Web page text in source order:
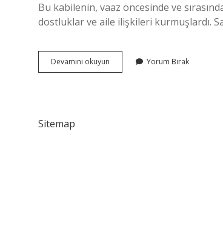
Bu kabilenin, vaaz öncesinde ve
dostluklar ve aile ilişkileri kurmuşlardı.
Devamını okuyun
Kabilesi
Yorum Bırak
Sitemap